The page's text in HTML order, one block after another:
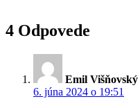
4 Odpovede
Emil Višňovský
6. júna 2024 o 19:51